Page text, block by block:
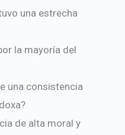
una estrecha
la mayoría del
una consistencia
de alta moral y